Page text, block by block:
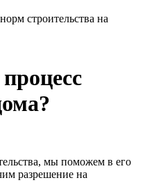
строительства на
мы поможем в его
разрешение на